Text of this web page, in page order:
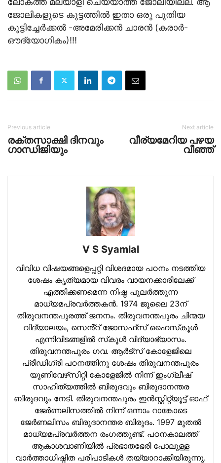
ജോലികളുടെ കൂട്ടത്തില്‍ ഇതാ ഒരു പുതിയ
കൂട്ടിച്ചേര്‍ക്കല്‍ -അമേരിക്കന്‍ ചാരന്‍ (കരാര്‍-
ഔദ്യോഗികം)!!!
Previous article
രക്തസാക്ഷി ദിനവും
ഗാന്ധിജിയും
Next article
വീര്യമേറിയ പഴയ
വീഞ്ഞ്
V S Syamlal
വിവിധ വിഷയങ്ങളെപ്പറ്റി വിശദമായ പഠനം നടത്തിയ
ശേഷം കൃത്യമായ വിവരം വായനക്കാരിലേക്ക്
എത്തിക്കണമെന്ന നിഷ്ഠ പുലര്‍ത്തുന്ന
മാധ്യമപ്രവര്‍ത്തകന്‍. 1974 ജൂലൈ 23ന്
തിരുവനന്തപുരത്ത് ജനനം. തിരുവനന്തപുരം ചിന്മയ
വിദ്യാലയം, സെൻ്റ് ജോസഫ്‌സ് ഹൈസ്‌കൂള്‍
എന്നിവിടങ്ങളില്‍ സ്‌കൂള്‍ വിദ്യാഭ്യാസം.
തിരുവനന്തപുരം ഗവ. ആര്‍ട്‌സ് കോളേജിലെ
പ്രീഡിഗ്രി പഠനത്തിനു ശേഷം തിരുവനന്തപുരം
യൂണിവേഴ്‌സിറ്റി കോളേജില്‍ നിന്ന് ഇംഗ്ലീഷ്
സാഹിത്യത്തില്‍ ബിരുദവും ബിരുദാനന്തര
ബിരുദവും നേടി. തിരുവനന്തപുരം ഇന്‍സ്റ്റിറ്റ്യൂട്ട് ഓഫ്
ജേര്‍ണലിസത്തില്‍ നിന്ന് ഒന്നാം റാങ്കോടെ
ജേര്‍ണലിസം ബിരുദാനന്തര ബിരുദം. 1997 മുതല്‍
മാധ്യമപ്രവര്‍ത്തന രംഗത്തുണ്ട്. പഠനകാലത്ത്
ആകാശവാണിയില്‍ പ്രഭാതഭേരി പോലുള്ള
വാര്‍ത്താധിഷ്ഠിത പരിപാടികള്‍ തയ്യാറാക്കിയിരുന്നു.